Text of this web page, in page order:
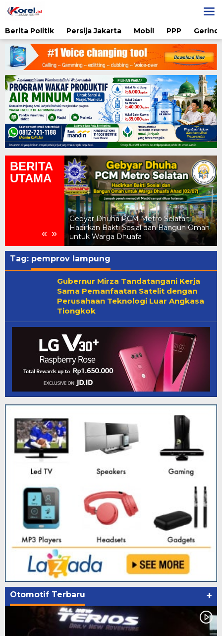
ke
Berita Politik
Persija Jakarta Mobil PPP
BERITA
UTAMA
« »
Gebyar Dhuha PCM Metro Selatan
Hadirkan Bakti Sosial dan Bangun Omah
untuk Warga Dhuafa
Tag: pemprov lampung
Gubernur Mirza Tandatangani Kerja
Sama Pemanfaatan Satelit dengan
Perusahaan Teknologi Luar Angkasa
Tiongkok
Otomotif Terbaru +